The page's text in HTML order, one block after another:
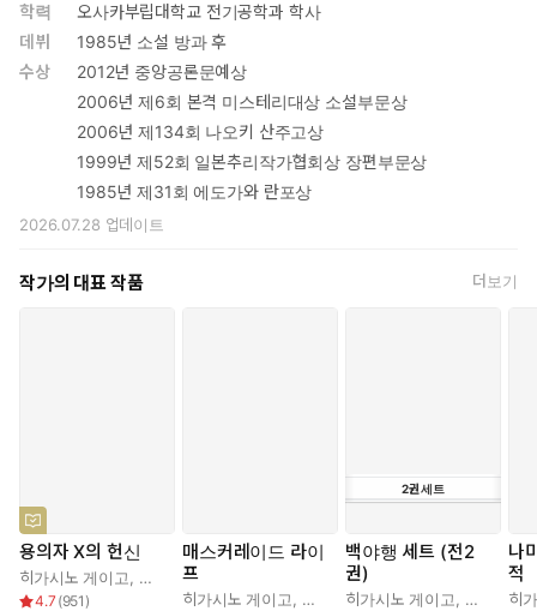
학력
오사카부립대학교 전기공학과 학사
데뷔
1985년 소설 방과 후
수상
2012년 중앙공론문예상
2006년 제6회 본격 미스테리대상 소설부문상
2006년 제134회 나오키 산주고상
1999년 제52회 일본추리작가협회상 장편부문상
1985년 제31회 에도가와 란포상
2026.07.28 업데이트
작가의 대표 작품 더보기
용의자 X의 헌신
히가시노 게이고 양억관
4.7 (951 )
매스커레이드 라이
프
히가시노 게이고 김은모
2권세트
백야행 세트 (전2
권)
히가시노 게이고 김난주
나
적
히